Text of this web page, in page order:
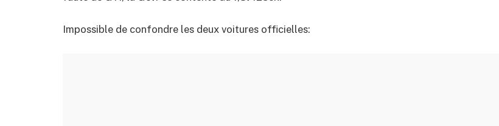
Impossible de confondre les deux voitures officielles: